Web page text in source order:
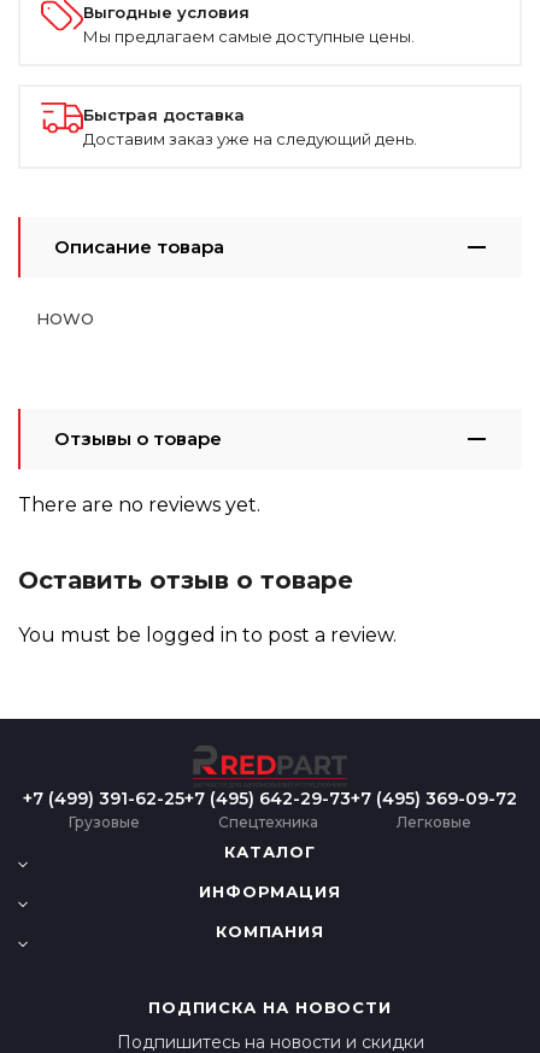
Выгодные условия
Мы предлагаем самые доступные цены.
Быстрая доставка
Доставим заказ уже на следующий день.
Описание товара
HOWO
Отзывы о товаре
There are no reviews yet.
Оставить отзыв о товаре
You must be logged in to post a review.
+7 (499) 391-62-25
Грузовые
+7 (495) 642-29-73
Спецтехника
+7 (495) 369-09-72
Легковые
КАТАЛОГ
ИНФОРМАЦИЯ
КОМПАНИЯ
ПОДПИСКА НА НОВОСТИ
Подпишитесь на новости и скидки